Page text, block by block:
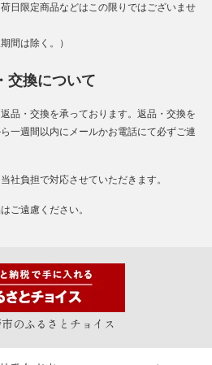
日限定商品などはこの限りではございませ
間は除く。）
交換について
品・交換を承っております。返品・交換を
一週間以内にメールかお電話にて必ずご連
社負担で対応させていただきます。
ご遠慮ください。
のふるさとチョイス